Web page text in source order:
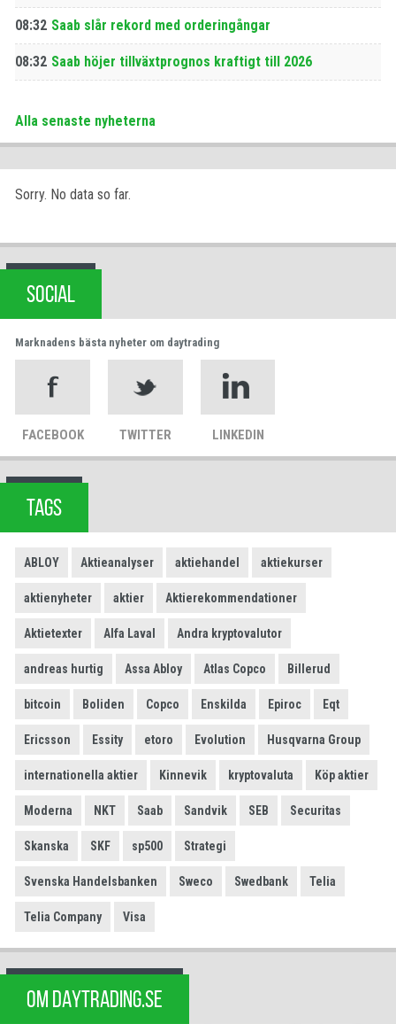
08:32 Saab slår rekord med orderingångar
08:32 Saab höjer tillväxtprognos kraftigt till 2026
Alla senaste nyheterna
Sorry. No data so far.
SOCIAL
Marknadens bästa nyheter om daytrading
FACEBOOK TWITTER LINKEDIN
TAGS
ABLOY Aktieanalyser aktiehandel aktiekurser
aktienyheter aktier Aktierekommendationer
Aktietexter Alfa Laval Andra kryptovalutor
andreas hurtig Assa Abloy Atlas Copco Billerud
bitcoin Boliden Copco Enskilda Epiroc Eqt
Ericsson Essity etoro Evolution Husqvarna Group
internationella aktier Kinnevik kryptovaluta Köp aktier
Moderna NKT Saab Sandvik SEB Securitas
Skanska SKF sp500 Strategi
Svenska Handelsbanken Sweco Swedbank Telia
Telia Company Visa
OM DAYTRADING.SE